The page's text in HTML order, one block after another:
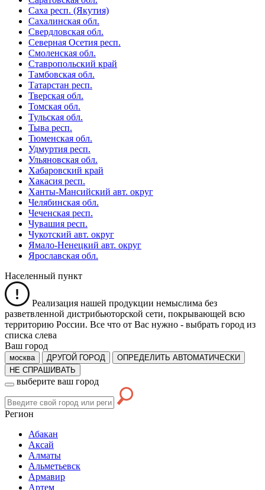
Саха респ. (Якутия)
Сахалинская обл.
Свердловская обл.
Северная Осетия респ.
Смоленская обл.
Ставропольский край
Тамбовская обл.
Татарстан респ.
Тверская обл.
Томская обл.
Тульская обл.
Тыва респ.
Тюменская обл.
Удмуртия респ.
Ульяновская обл.
Хабаровский край
Хакасия респ.
Ханты-Мансийский авт. округ
Челябинская обл.
Чеченская респ.
Чувашия респ.
Чукотский авт. округ
Ямало-Ненецкий авт. округ
Ярославская обл.
Населенный пункт
Реализация нашей продукции немыслима без
разветвленной дистрибьюторской сети, покрывающей всю
территорию России. Все что от Вас нужно - выбрать город из
списка слева
Ваш город
москва ДРУГОЙ ГОРОД
ОПРЕДЕЛИТЬ АВТОМАТИЧЕСКИ
НЕ СПРАШИВАТЬ
выберите ваш город
Регион
Абакан
Аксай
Алматы
Альметьевск
Армавир
Артем